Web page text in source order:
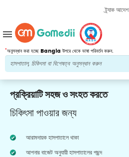
ট্র্যাক আদেশ
*অনুসন্ধান করা হচ্ছে Bangla উপরে থেকে ভাষা পরিবর্তন করুন.
menu
প্রক্রিয়াটি সহজ ও সংহত করতে
চিকিৎসা পাওয়ার জন্য
আরামদায়ক হাসপাতালে থাকা
আপনার বাজেট অনুযায়ী হাসপাতালের পছন্দ